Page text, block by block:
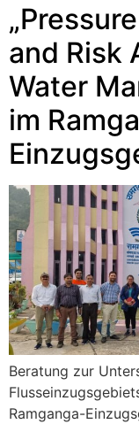
and Risk
Water
im
Beratung zur
Ramganga-